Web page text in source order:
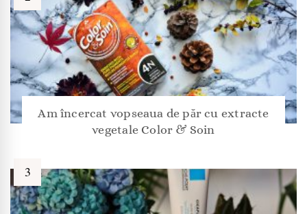
Am încercat vopseaua de păr cu extracte
vegetale Color & Soin